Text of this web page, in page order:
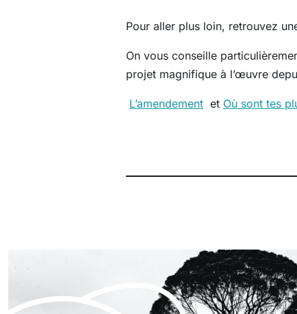
Pour aller plus loin, retrouvez
On vous conseille
projet magnifique à l’œuvre
L’amendement et Où sont tes